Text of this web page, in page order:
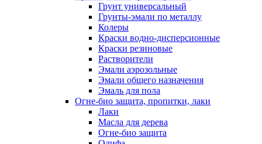
Грунт универсальный
Грунты-эмали по металлу
Колеры
Краски водно-дисперсионные
Краски резиновые
Растворители
Эмали аэрозольные
Эмали общего назначения
Эмаль для пола
Огне-био защита, пропитки, лаки
Лаки
Масла для дерева
Огне-био защита